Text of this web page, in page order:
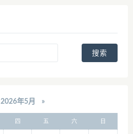
2026年5月 »
四 五 六 日